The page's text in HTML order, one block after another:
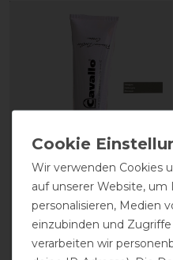
CAVALLO Care Creme
Schuhcreme 75 ml
9,90 € *
Wir verwenden Cookies
auf unserer Website,
personalisieren, Medien
einzubinden und
verarbeiten wir